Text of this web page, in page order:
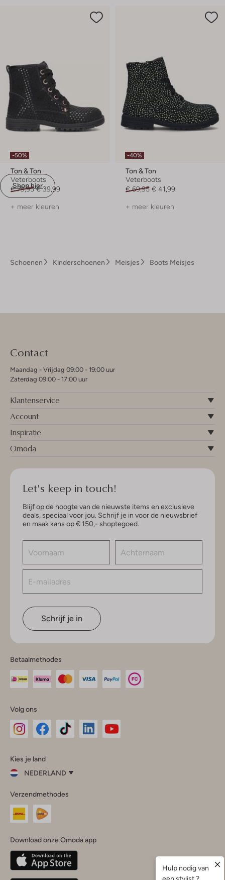
Shop hier
-50%
Ton & Ton
Veterboots
€ 79,95 € 39,99
+ meer kleuren
-40%
Ton & Ton
Veterboots
€ 69,95 € 41,99
+ meer kleuren
Schoenen Kinderschoenen Meisjes Boots Meisjes
Contact
Maandag - Vrijdag 09:00 - 19:00 uur
Zaterdag 09:00 - 17:00 uur
Klantenservice
Account
Inspiratie
Omoda
Let's keep in touch!
Blijf op de hoogte van de nieuwste items en exclusieve
deals, speciaal voor jou. Schrijf je in voor de nieuwsbrief
en maak kans op € 150,- shoptegoed.
Schrijf je in
Betaalmethodes
Volg ons
InstagramFacebook
Kies je land
NEDERLAND
je
land
Nederland
Belgique(Français)
Deutschland
Verzendmethodes
Download onze Omoda app